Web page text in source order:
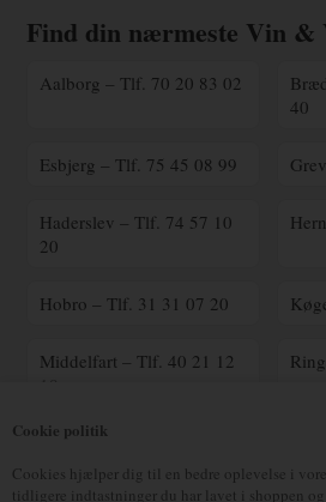
Cookie politik
Cookies hjælper dig til en bedre oplevelse i
tidligere indtastninger du har lavet i shoppen
Find din nærmeste Vin &
Aalborg – Tlf. 70 20 83 02
40
Esbjerg – Tlf. 75 45 08 99
Haderslev – Tlf. 74 57 10
20
Hobro – Tlf. 31 31 07 20
Middelfart – Tlf. 40 21 12
Ringsted – Tlf. 70 25 41
00
17